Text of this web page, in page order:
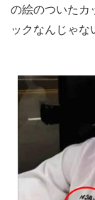
の絵のついたカ
ックなんじゃな